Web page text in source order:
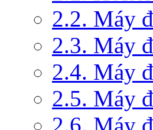
2.2. Máy
2.3. Máy
2.4. Máy
2.5. Máy
2.6. Máy